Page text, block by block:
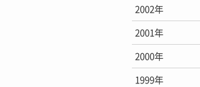
2002年
2001年
2000年
1999年